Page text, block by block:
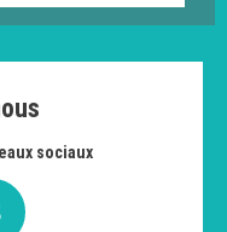
sociaux